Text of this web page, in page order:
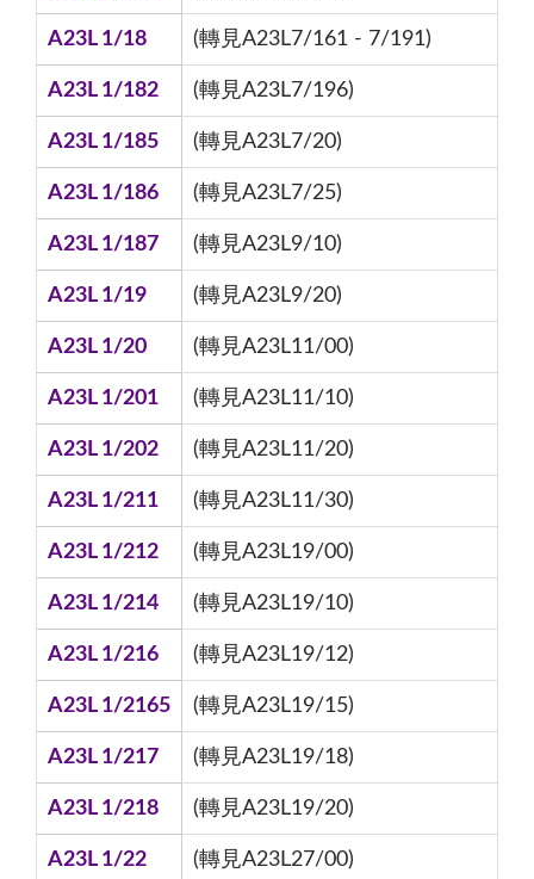
A23L 1/18 (轉見A23L7/161 - 7/191)
A23L 1/182 (轉見A23L7/196)
A23L 1/185 (轉見A23L7/20)
A23L 1/186 (轉見A23L7/25)
A23L 1/187 (轉見A23L9/10)
A23L 1/19 (轉見A23L9/20)
A23L 1/20 (轉見A23L11/00)
A23L 1/201 (轉見A23L11/10)
A23L 1/202 (轉見A23L11/20)
A23L 1/211 (轉見A23L11/30)
A23L 1/212 (轉見A23L19/00)
A23L 1/214 (轉見A23L19/10)
A23L 1/216 (轉見A23L19/12)
A23L 1/2165 (轉見A23L19/15)
A23L 1/217 (轉見A23L19/18)
A23L 1/218 (轉見A23L19/20)
A23L 1/22 (轉見A23L27/00)